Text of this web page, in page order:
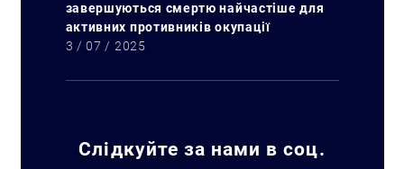
завершуються смертю найчастіше для
активних противників окупації
3 / 07 / 2025
Слідкуйте за нами в соц.